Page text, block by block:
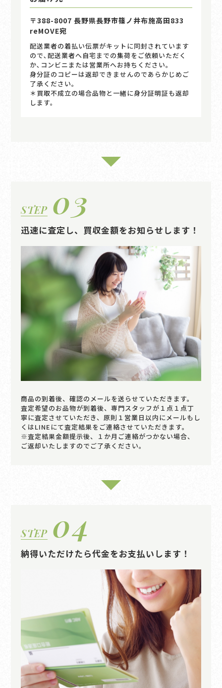
〒388-8007 長野県長野市篠ノ井布施高田833
reMOVE宛
配送業者の着払い伝票がキットに同封されています
ので､配送業者へ自宅までの集荷をご依頼いただく
か､コンビニまたは営業所へお持ちください｡
身分証のコピーは返却できませんのであらかじめご
了承ください。
＊買取不成立の場合品物と一緒に身分証明証も返却
します。
STEP 03
迅速に査定し、買収金額をお知らせします！
商品の到着後、確認のメールを送らせていただきます。
査定希望のお品物が到着後、専門スタッフが１点１点丁
寧に査定させていただき、原則１営業日以内にメールもし
くはLINEにて査定結果をご連絡させていただきます。
※査定結果金額提示後、１か月ご連絡がつかない場合、
ご返却いたしますのでご了承ください。
STEP 04
納得いただけたら代金をお支払いします！